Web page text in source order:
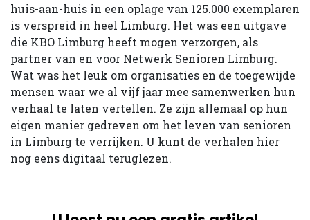
huis-aan-huis in een oplage van 125.000 exemplaren
is verspreid in heel Limburg. Het was een uitgave
die KBO Limburg heeft mogen verzorgen, als
partner van en voor Netwerk Senioren Limburg.
Wat was het leuk om organisaties en de toegewijde
mensen waar we al vijf jaar mee samenwerken hun
verhaal te laten vertellen. Ze zijn allemaal op hun
eigen manier gedreven om het leven van senioren
in Limburg te verrijken. U kunt de verhalen hier
nog eens digitaal teruglezen.